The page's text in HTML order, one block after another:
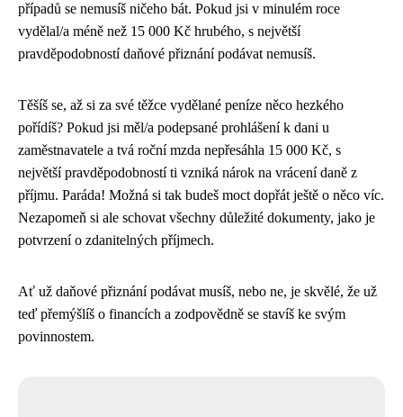
případů se nemusíš ničeho bát. Pokud jsi v minulém roce
vydělal/a méně než 15 000 Kč hrubého, s největší
pravděpodobností daňové přiznání podávat nemusíš.
Těšíš se, až si za své těžce vydělané peníze něco hezkého
pořídíš? Pokud jsi měl/a podepsané prohlášení k dani u
zaměstnavatele a tvá roční mzda nepřesáhla 15 000 Kč, s
největší pravděpodobností ti vzniká nárok na vrácení daně z
příjmu. Paráda! Možná si tak budeš moct dopřát ještě o něco víc.
Nezapomeň si ale schovat všechny důležité dokumenty, jako je
potvrzení o zdanitelných příjmech.
Ať už daňové přiznání podávat musíš, nebo ne, je skvělé, že už
teď přemýšlíš o financích a zodpovědně se stavíš ke svým
povinnostem.